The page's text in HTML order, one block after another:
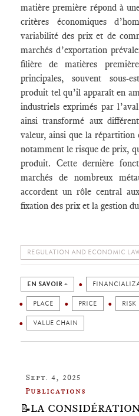
matière première répond à
critères économiques
variabilité des prix et de
marchés d’exportation
filière de matières
principales, souvent sous-
produit tel qu’il apparaît en
industriels exprimés par
ainsi transformé aux
valeur, ainsi que la
notamment le risque de prix,
produit. Cette dernière
marchés de nombreux
accordent un rôle central
fixation des prix et la gestion
REGULATION AND ECONOMIC
EN SAVOIR +
PLACE PRICE RISK
VALUE CHAIN
Sept. 4, 2025
Publications
📝LA